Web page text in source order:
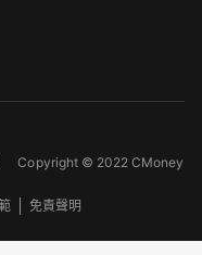
司Copyright © 2022 CMoney
免責聲明